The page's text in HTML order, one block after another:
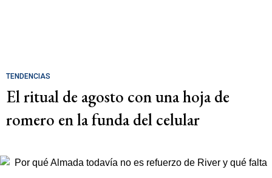
TENDENCIAS
El ritual de agosto con una hoja de
romero en la funda del celular